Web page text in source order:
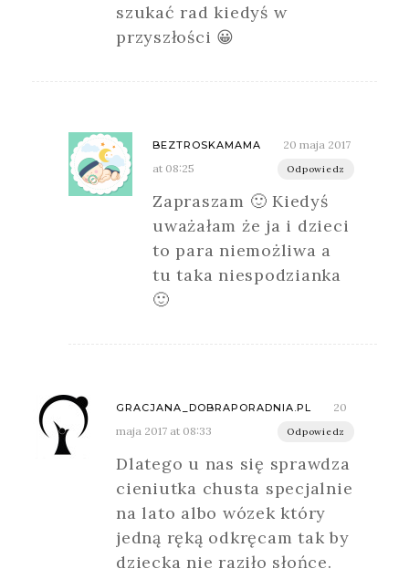
szukać rad kiedyś w
przyszłości 😀
BEZTROSKAMAMA
20 maja 2017
at 08:25
Odpowiedz
Zapraszam 🙂 Kiedyś
uważałam że ja i dzieci
to para niemożliwa a
tu taka niespodzianka
🙂
GRACJANA_DOBRAPORADNIA.PL
20
maja 2017 at 08:33
Odpowiedz
Dlatego u nas się sprawdza
cieniutka chusta specjalnie
na lato albo wózek który
jedną ręką odkręcam tak by
dziecka nie raziło słońce.